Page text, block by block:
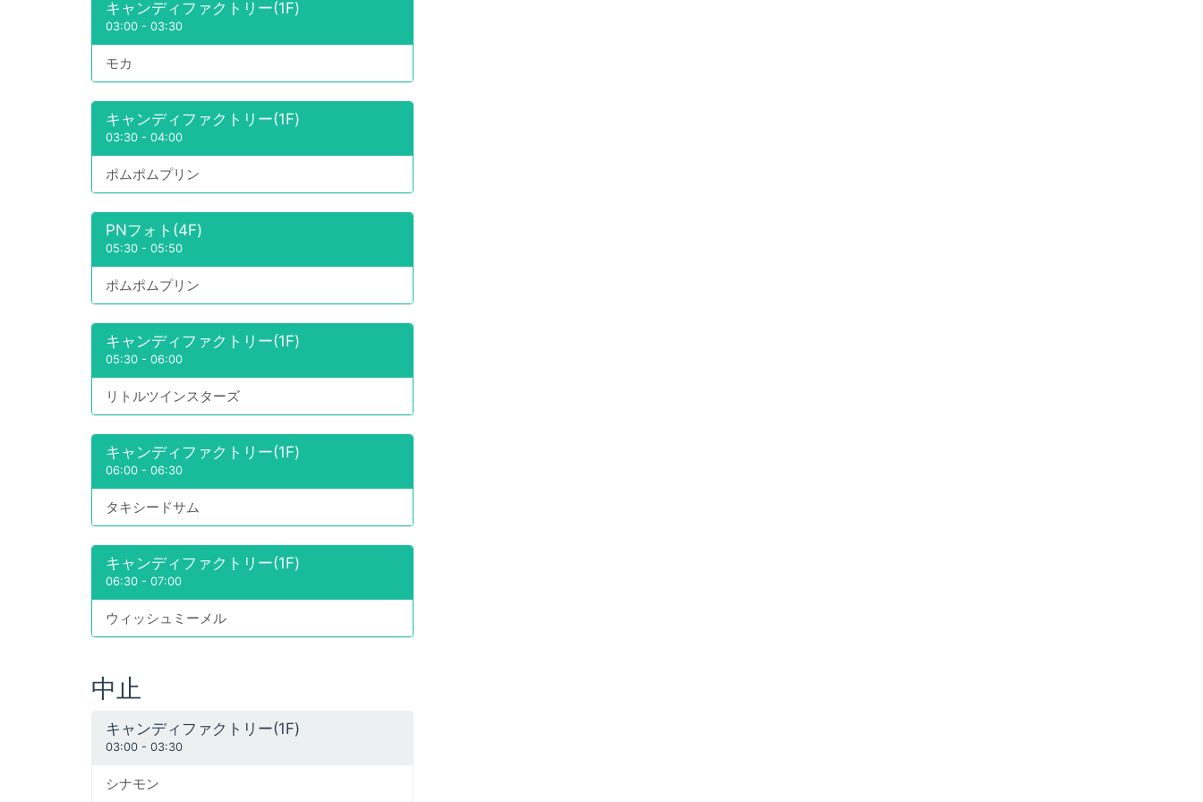
キャンディファクトリー(1F)
03:00 - 03:30
モカ
キャンディファクトリー(1F)
03:30 - 04:00
ポムポムプリン
PNフォト(4F)
05:30 - 05:50
ポムポムプリン
キャンディファクトリー(1F)
05:30 - 06:00
リトルツインスターズ
キャンディファクトリー(1F)
06:00 - 06:30
タキシードサム
キャンディファクトリー(1F)
06:30 - 07:00
ウィッシュミーメル
中止
キャンディファクトリー(1F)
03:00 - 03:30
シナモン